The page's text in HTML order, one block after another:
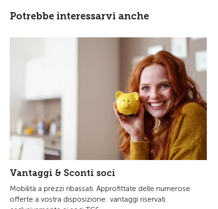
Potrebbe interessarvi anche
Vantaggi & Sconti soci
Mobilità a prezzi ribassati. Approfittate delle numerose
offerte a vostra disposizione: vantaggi riservati